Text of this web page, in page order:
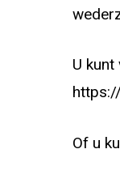
U
Of u